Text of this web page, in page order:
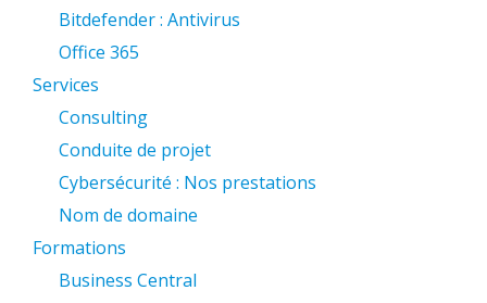
Bitdefender : Antivirus
Office 365
Services
Consulting
Conduite de projet
Cybersécurité : Nos prestations
Nom de domaine
Formations
Business Central